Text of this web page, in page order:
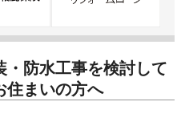
・防水工事を検討して
住まいの方へ